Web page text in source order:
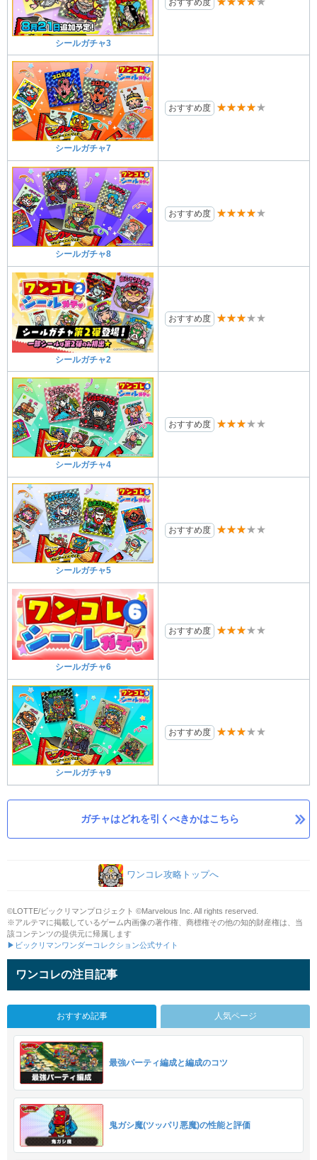
シールガチャ3
おすすめ度
シールガチャ7
おすすめ度 ★★★★★
シールガチャ8
おすすめ度 ★★★★★
シールガチャ2
おすすめ度 ★★★★★
シールガチャ4
おすすめ度 ★★★★★
シールガチャ5
おすすめ度 ★★★★★
シールガチャ6
おすすめ度 ★★★★★
シールガチャ9
おすすめ度 ★★★★★
ガチャはどれを引くべきかはこちら
ワンコレ攻略トップへ
©LOTTE/ビックリマンプロジェクト ©Marvelous Inc. All rights reserved.
※アルテマに掲載しているゲーム内画像の著作権、商標権その他の知的財産権は、当
該コンテンツの提供元に帰属します
▶ビックリマンワンダーコレクション公式サイト
ワンコレの注目記事
おすすめ記事 人気ページ
最強パーティ編成と編成のコツ
鬼ガシ魔(ツッパリ悪魔)の性能と評価